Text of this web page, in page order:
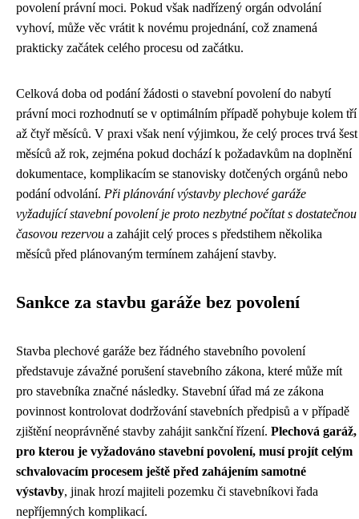
povolení právní moci. Pokud však nadřízený orgán odvolání
vyhoví, může věc vrátit k novému projednání, což znamená
prakticky začátek celého procesu od začátku.
Celková doba od podání žádosti o stavební povolení do nabytí
právní moci rozhodnutí se v optimálním případě pohybuje kolem tří
až čtyř měsíců. V praxi však není výjimkou, že celý proces trvá šest
měsíců až rok, zejména pokud dochází k požadavkům na doplnění
dokumentace, komplikacím se stanovisky dotčených orgánů nebo
podání odvolání. Při plánování výstavby plechové garáže
vyžadující stavební povolení je proto nezbytné počítat s dostatečnou
časovou rezervou a zahájit celý proces s předstihem několika
měsíců před plánovaným termínem zahájení stavby.
Sankce za stavbu garáže bez povolení
Stavba plechové garáže bez řádného stavebního povolení
představuje závažné porušení stavebního zákona, které může mít
pro stavebníka značné následky. Stavební úřad má ze zákona
povinnost kontrolovat dodržování stavebních předpisů a v případě
zjištění neoprávněné stavby zahájit sankční řízení. Plechová garáž,
pro kterou je vyžadováno stavební povolení, musí projít celým
schvalovacím procesem ještě před zahájením samotné
výstavby, jinak hrozí majiteli pozemku či stavebníkovi řada
nepříjemných komplikací.